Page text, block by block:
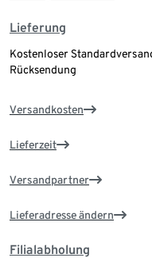
Lieferung
Kostenloser
Rücksendung
Versandkosten
Lieferzeit
Versandpartner
Lieferadresse ändern
Filialabholung